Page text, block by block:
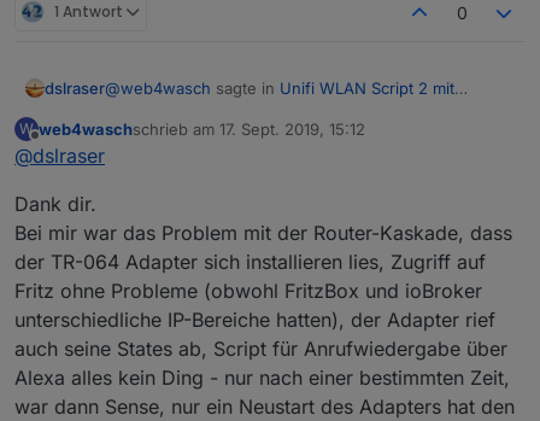
1 Antwort 0
dslraser@web4wasch sagte in Unifi WLAN Script 2 mit
Obwohl sich Fritte und USG in unterschiedlichen
IP-Bereichen befinden?
Hatte mal mit ner Router-Kaskade ein Prob. mit
dem Adapter
Was ist noch zu beachten? doppeltes NAT an
USG ausschalten, routen in IP der USG etc.
Adapter läuft bei mir nicht rund.
Ich habe eine 7580 (als DSL Modem und
Telefonanlage für die Dect Telefone)
USG/Switch 16/CloudKey V2/ und 3 AP (einer per LAN
und zwei per WLAN)
Doppel NAT habe ich im USG deaktiviert.
Also bei mir läuft genau die Kombi wie von Dir
beschrieben.
W
Offline
web4waschschrieb am 17. Sept. 2019, 15:12
zuletzt editiert von
@dslraser
Dank dir.
Bei mir war das Problem mit der Router-Kaskade, dass
der TR-064 Adapter sich installieren lies, Zugriff auf
Fritz ohne Probleme (obwohl FritzBox und ioBroker
unterschiedliche IP-Bereiche hatten), der Adapter rief
auch seine States ab, Script für Anrufwiedergabe über
Alexa alles kein Ding - nur nach einer bestimmten Zeit,
war dann Sense, nur ein Neustart des Adapters hat den